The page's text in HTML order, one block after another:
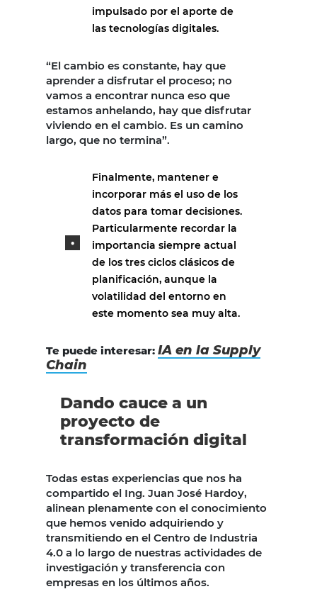
impulsado por el aporte de
las tecnologías digitales.
“El cambio es constante, hay que
aprender a disfrutar el proceso; no
vamos a encontrar nunca eso que
estamos anhelando, hay que disfrutar
viviendo en el cambio. Es un camino
largo, que no termina”.
Finalmente, mantener e
incorporar más el uso de los
datos para tomar decisiones.
Particularmente recordar la
importancia siempre actual
de los tres ciclos clásicos de
planificación, aunque la
volatilidad del entorno en
este momento sea muy alta.
Te puede interesar: IA en la Supply
Chain
Dando cauce a un
proyecto de
transformación digital
Todas estas experiencias que nos ha
compartido el Ing. Juan José Hardoy,
alinean plenamente con el conocimiento
que hemos venido adquiriendo y
transmitiendo en el Centro de Industria
4.0 a lo largo de nuestras actividades de
investigación y transferencia con
empresas en los últimos años.